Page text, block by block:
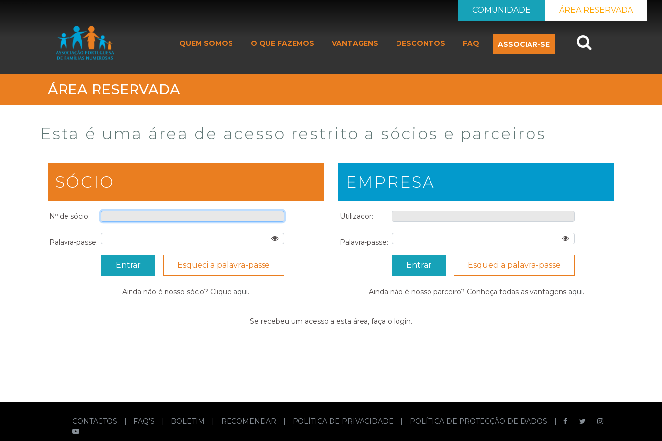
ÁREA RESERVADA
COMUNIDADE
QUEM SOMOS O QUE FAZEMOS VANTAGENS DESCONTOS FAQ ASSOCIAR-SE
ÁREA RESERVADA
Esta é uma área de acesso restrito a sócios e parceiros
SÓCIO
Nº de sócio:
Palavra-passe:
Esqueci a palavra-passe
Ainda não é nosso sócio? Clique aqui.
EMPRESA
Utilizador:
Palavra-passe:
Esqueci a palavra-passe
Ainda não é nosso parceiro? Conheça todas as vantagens aqui.
Se recebeu um acesso a esta área, faça o login.
CONTACTOS | FAQ'S | BOLETIM | RECOMENDAR | POLÍTICA DE PRIVACIDADE | POLÍTICA DE PROTECÇÃO DE DADOS |